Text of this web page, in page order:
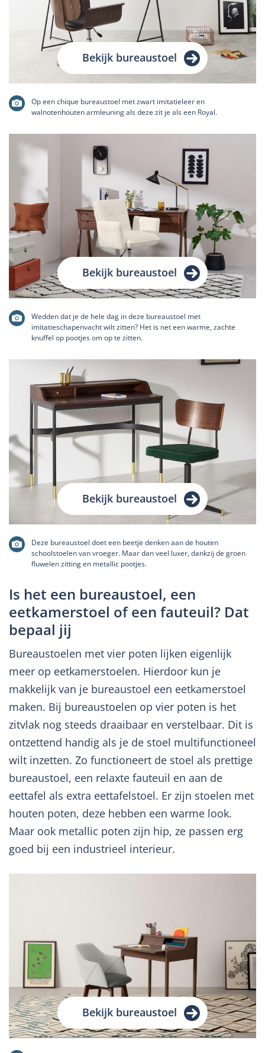
Bekijk bureaustoel
Op een chique bureaustoel met zwart imitatieleer en
walnotenhouten armleuning als deze zit je als een Royal.
Bekijk bureaustoel
Wedden dat je de hele dag in deze bureaustoel met
imitatieschapenvacht wilt zitten? Het is net een warme, zachte
knuffel op pootjes om op te zitten.
Bekijk bureaustoel
Deze bureaustoel doet een beetje denken aan de houten
schoolstoelen van vroeger. Maar dan veel luxer, dankzij de groen
fluwelen zitting en metallic pootjes.
Is het een bureaustoel, een
eetkamerstoel of een fauteuil? Dat
bepaal jij
Bureaustoelen met vier poten lijken eigenlijk
meer op eetkamerstoelen. Hierdoor kun je
makkelijk van je bureaustoel een eetkamerstoel
maken. Bij bureaustoelen op vier poten is het
zitvlak nog steeds draaibaar en verstelbaar. Dit is
ontzettend handig als je de stoel multifunctioneel
wilt inzetten. Zo functioneert de stoel als prettige
bureaustoel, een relaxte fauteuil en aan de
eettafel als extra eettafelstoel. Er zijn stoelen met
houten poten, deze hebben een warme look.
Maar ook metallic poten zijn hip, ze passen erg
goed bij een industrieel interieur.
Bekijk bureaustoel